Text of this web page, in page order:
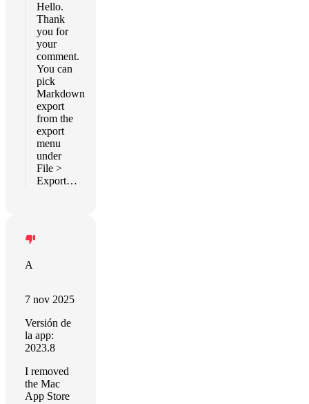
Hello.
Thank
you for
your
comment.
You can
pick
Markdown
export
from the
export
menu
under
File >
Export…
A
7 nov 2025
Versión de
la app:
2023.8
I removed
the Mac
App Store